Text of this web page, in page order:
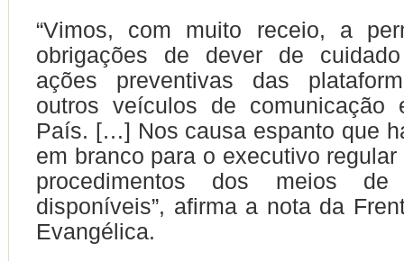
“Vimos, com muito receio, a
obrigações de dever de
ações preventivas das
outros veículos de comunicação
País. […] Nos causa espanto que
em branco para o executivo
procedimentos dos meios de
disponíveis”, afirma a nota da
Evangélica.